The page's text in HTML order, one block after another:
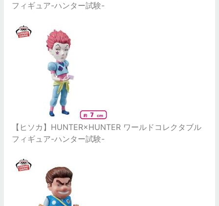
フィギュア-ハンター試験-
【ヒソカ】HUNTER×HUNTER ワールドコレクタブル
フィギュア-ハンター試験-